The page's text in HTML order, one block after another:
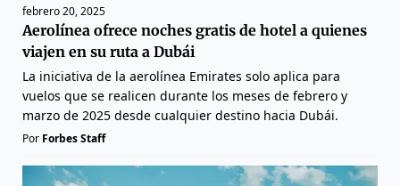
febrero 20, 2025
Aerolínea ofrece noches gratis de hotel a quienes
viajen en su ruta a Dubái
La iniciativa de la aerolínea Emirates solo aplica para
vuelos que se realicen durante los meses de febrero y
marzo de 2025 desde cualquier destino hacia Dubái.
Por Forbes Staff